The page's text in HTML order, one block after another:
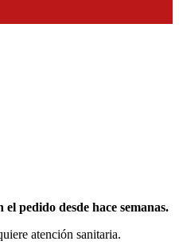
pedido desde hace semanas.
atención sanitaria.